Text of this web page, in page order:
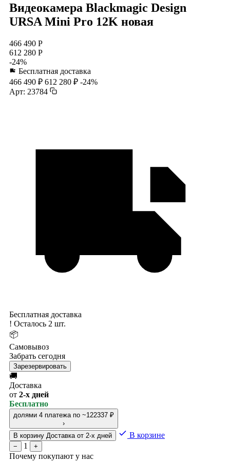
Видеокамера Blackmagic Design
URSA Mini Pro 12K новая
466 490 Р
612 280 Р
-24%
Бесплатная доставка
466 490 ₽ 612 280 ₽ -24%
Арт: 23784
Бесплатная доставка
! Осталось 2 шт.
📦
Самовывоз
Забрать сегодня
Зарезервировать
🚚
Доставка
от 2-х дней
Бесплатно
долями 4 платежа по ~122337 ₽
›
В корзину Доставка от 2-х дней В корзине
− 1 +
Почему покупают у нас